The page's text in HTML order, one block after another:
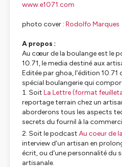
www.e1071.com
photo cover : Rodolfo Marques
A propos :
Au cœur de la boulange est le
10.71, le media destiné aux
Editée parghoa,l'édition 10.71
spécial boulangerie qui
Soit La Lettre(format
reportage terrain chez un
aborderons tous les aspects
secrets du fournil à la
Soit le podcast Au coeur de
interview d'un artisan en
écrit, ou d'une personnalité du
artisanale.